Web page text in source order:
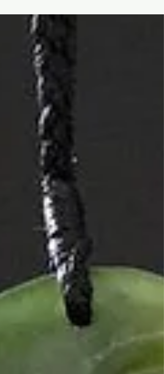
groupe de Veilleurs descendus sur...